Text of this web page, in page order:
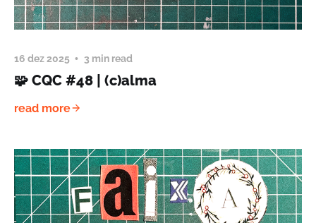
16 dez 2025 3 min read
🧩 CQC #48 | (c)alma
read more